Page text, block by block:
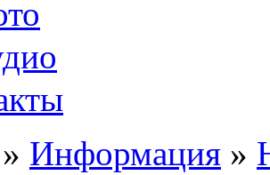
» Информация »